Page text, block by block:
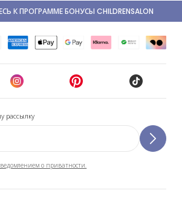
рассылку
о приватности.
К ПРОГРАММЕ БОНУСЫ CHILDRENSALON